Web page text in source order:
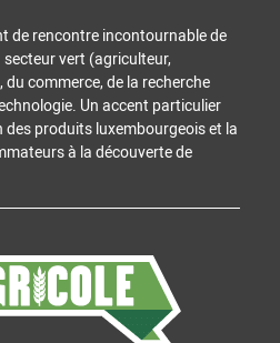
de rencontre incontournable de
vert (agriculteur,
commerce, de la recherche
Un accent particulier
produits luxembourgeois et la
à la découverte de